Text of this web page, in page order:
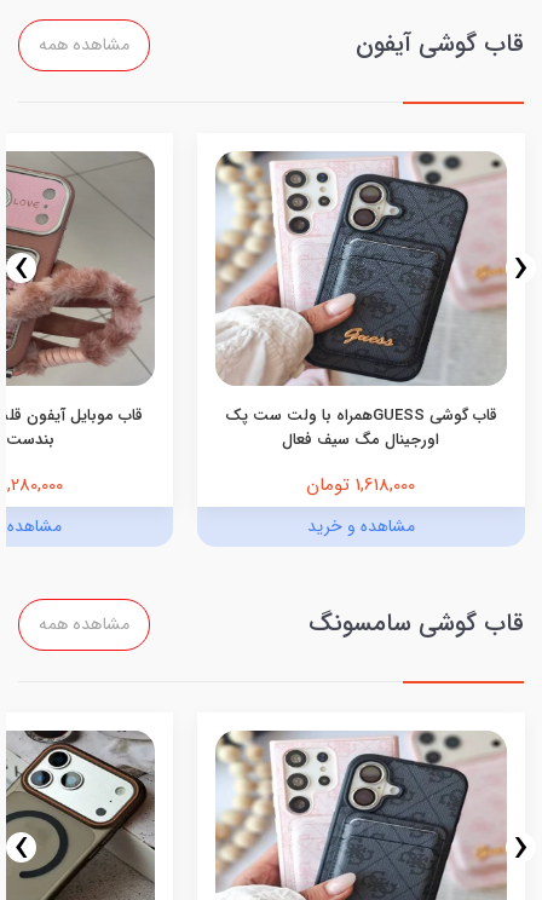
قاب گوشی آیفون مشاهده همه
قاب گوشی GUESSهمراه با ولت ست پک
اورجینال مگ سیف فعال
1,618,000 تومان
مشاهده و خرید
قاب موبایل آیفون
1,280,000 تومان
مشاهده
‹
›
قاب گوشی سامسونگ مشاهده همه
‹
›